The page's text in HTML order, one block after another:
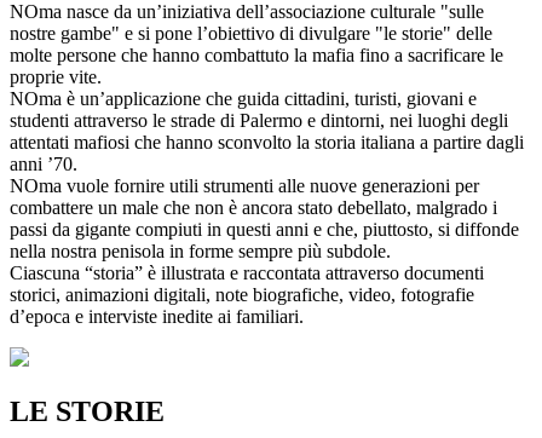
NOma nasce da un’iniziativa dell’associazione culturale "sulle
nostre gambe" e si pone l’obiettivo di divulgare "le storie" delle
molte persone che hanno combattuto la mafia fino a sacrificare le
proprie vite.
NOma è un’applicazione che guida cittadini, turisti, giovani e
studenti attraverso le strade di Palermo e dintorni, nei luoghi degli
attentati mafiosi che hanno sconvolto la storia italiana a partire dagli
anni ’70.
NOma vuole fornire utili strumenti alle nuove generazioni per
combattere un male che non è ancora stato debellato, malgrado i
passi da gigante compiuti in questi anni e che, piuttosto, si diffonde
nella nostra penisola in forme sempre più subdole.
Ciascuna “storia” è illustrata e raccontata attraverso documenti
storici, animazioni digitali, note biografiche, video, fotografie
d’epoca e interviste inedite ai familiari.
LE STORIE